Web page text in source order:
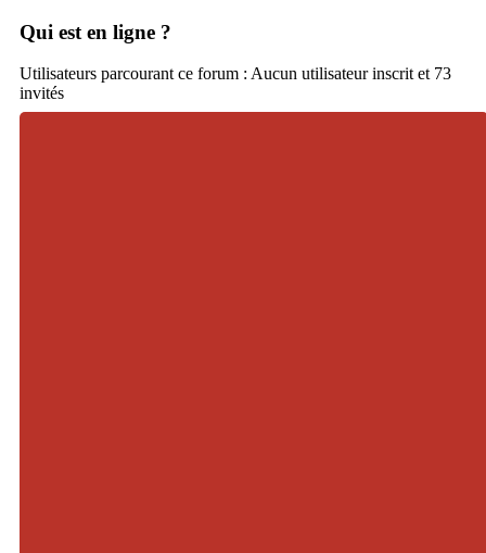
Qui est en ligne ?
Utilisateurs parcourant ce forum : Aucun utilisateur inscrit et 73
invités